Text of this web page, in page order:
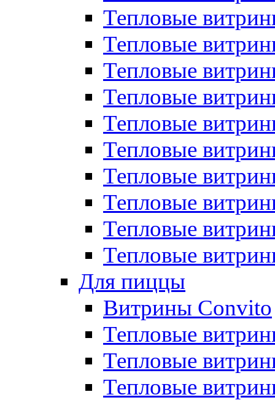
Тепловые
Тепловые
Тепловые
Тепловые
Тепловые
Тепловые
Тепловые
Тепловые
Тепловые
Тепловые
Для пиццы
Витрины Convito
Тепловые
Тепловые
Тепловые